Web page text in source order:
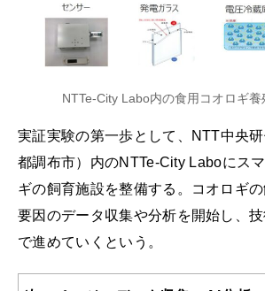
NTTe-City Labo内の食用コオロギ養
実証実験の第一歩として、NTT中央
都調布市）内のNTTe-City Laboにス
ギの飼育施設を整備する。コオロギ
要因のデータ収集や分析を開始し、
で進めていくという。